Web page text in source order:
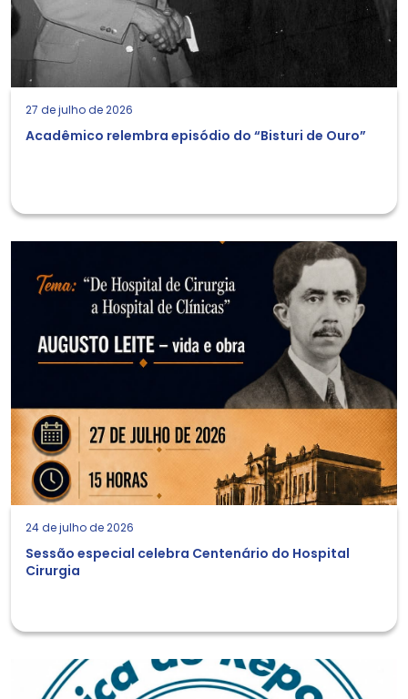
27 de julho de 2026
Acadêmico relembra episódio do “Bisturi de Ouro”
24 de julho de 2026
Sessão especial celebra Centenário do Hospital
Cirurgia